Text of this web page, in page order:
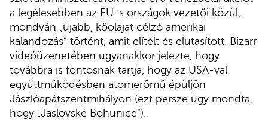
a legélesebben az EU-s országok vezetői közül,
mondván „újabb, kőolajat célzó amerikai
kalandozás” történt, amit elítélt és elutasított. Bizarr
videóüzenetében ugyanakkor jelezte, hogy
továbbra is fontosnak tartja, hogy az USA-val
együttműködésben atomerőmű épüljön
Jászlóapátszentmihályon (ezt persze úgy mondta,
hogy „Jaslovské Bohunice”).